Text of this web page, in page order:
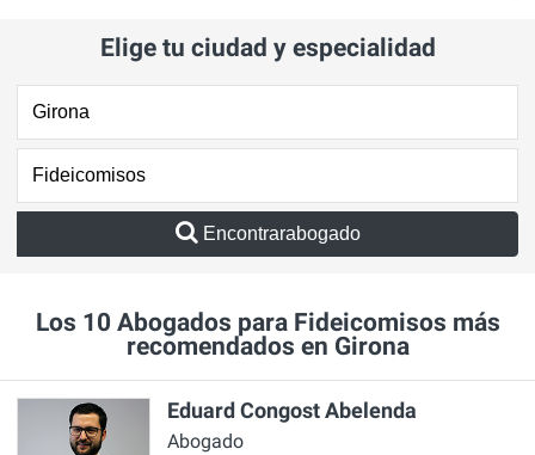
Elige tu ciudad y especialidad
Encontrarabogado
Los 10 Abogados para Fideicomisos más
recomendados en Girona
Eduard Congost Abelenda
Abogado